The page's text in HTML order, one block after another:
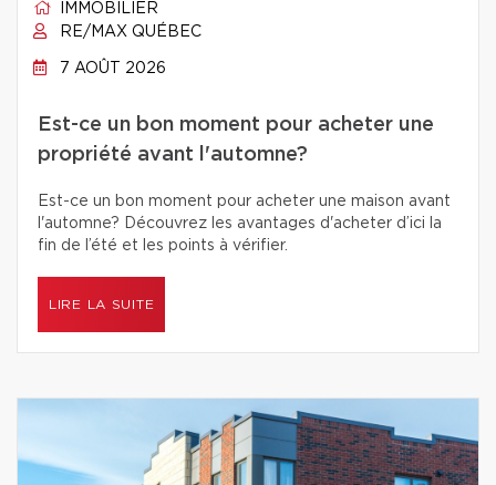
IMMOBILIER
RE/MAX QUÉBEC
7 AOÛT 2026
Est-ce un bon moment pour acheter une
propriété avant l'automne?
Est-ce un bon moment pour acheter une maison avant
l'automne? Découvrez les avantages d'acheter d’ici la
fin de l’été et les points à vérifier.
LIRE LA SUITE